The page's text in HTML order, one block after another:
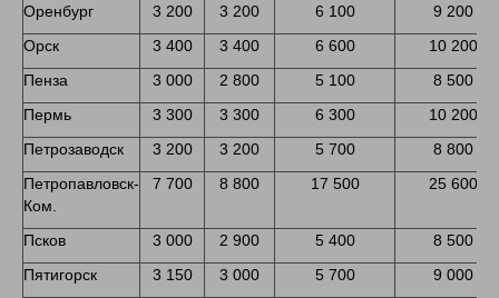
Оренбург
3 200 3 200 6 100
9 200
Орск
3 400 3 400 6 600
10 200
Пенза
3 000 2 800 5 100
8 500
Пермь
3 300 3 300 6 300
10 200
Петрозаводск
3 200 3 200 5 700
8 800
Петропавловск-
Ком.
7 700 8 800 17 500 25 600
Псков 3 000 2 900 5 400
8 500
Пятигорск
3 150 3 000 5 700
9 000